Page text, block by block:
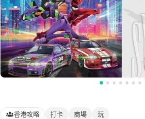
香港攻略 打卡 商場 玩